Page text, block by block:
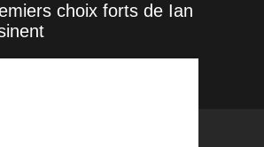
choix forts de Ian